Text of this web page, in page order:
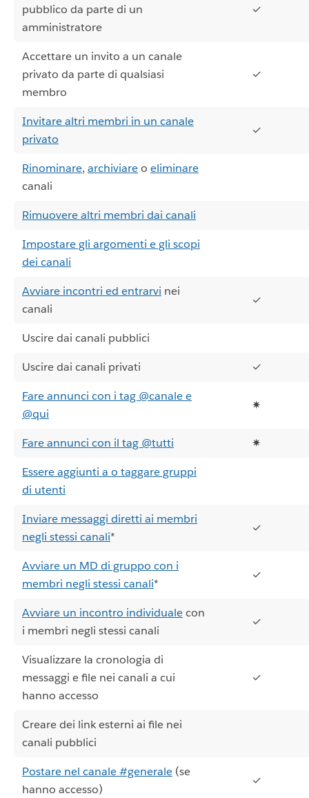
pubblico da parte di un
amministratore
✓
Accettare un invito a un canale
privato da parte di qualsiasi
membro
✓
Invitare altri membri in un canale
privato
✓
Rinominare, archiviareo eliminare
canali
Rimuovere altri membri dai canali
Impostare gli argomenti e gli scopi
dei canali
Avviare incontri ed entrarvi nei
canali
✓
Uscire dai canali pubblici
Uscire dai canali privati
✓
Fare annunci con i tag @canale e
@qui
✷
Fare annunci con il tag @tutti
✷
Essere aggiunti a o taggare gruppi
di utenti
Inviare messaggi diretti ai membri
negli stessi canali*
✓
Avviare un MD di gruppo con i
membri negli stessi canali*
✓
Avviare un incontro individualecon
i membri negli stessi canali
✓
Visualizzare la cronologia di
messaggi e file nei canali a cui
hanno accesso
✓
Creare dei link esterni ai file nei
canali pubblici
Postare nel canale #generale (se
hanno accesso)
✓